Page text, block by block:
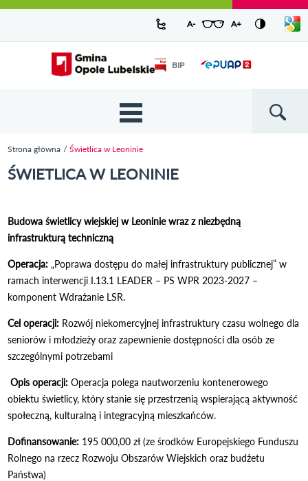
do
mapy
strony
do
menu
wyszukiwarki
ścieżki
nawigacyjnej
kategorii
aktualności
do
treści
kalendarza
wydarzeń
do
galerii
zdjęć
do
stopki
Urząd Miejski w Opolu Lubelskim -
oficjalny serwis
A-pomniejsz czcionkę
Zresetuj czcionkę
A+powiększ czcionkę
listę
Przejdź do strony startowej
BIPOdnośnik
{{
menu'
| t }}
Jesteś tutaj
Strona główna Świetlica w Leoninie
ŚWIETLICA W LEONINIE
Budowa świetlicy wiejskiej w Leoninie wraz z niezbędną
infrastrukturą techniczną
Operacja: „Poprawa dostępu do małej infrastruktury publicznej” w
ramach interwencji I.13.1 LEADER – PS WPR 2023-2027 –
komponent Wdrażanie LSR.
Cel operacji: Rozwój niekomercyjnej infrastruktury czasu wolnego dla
seniorów i młodzieży oraz zapewnienie dostępności dla osób ze
szczególnymi potrzebami
Opis operacji:Operacja polega nautworzeniu kontenerowego
obiektu świetlicy, który stanie się przestrzenią wspierającą aktywność
społeczną, kulturalną i integracyjną mieszkańców.
Dofinansowanie: 195 000,00 zł (ze środków Europejskiego Funduszu
Rolnego na rzecz Rozwoju Obszarów Wiejskich oraz budżetu
Państwa)